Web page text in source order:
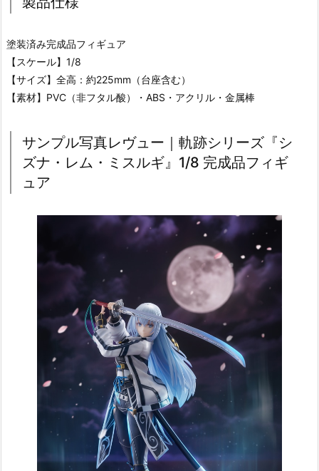
塗装済み完成品フィギュア
【スケール】1/8
【サイズ】全高：約225mm（台座含む）
【素材】PVC（非フタル酸）・ABS・アクリル・金属棒
サンプル写真レヴュー｜軌跡シリーズ『シ
ズナ・レム・ミスルギ』1/8 完成品フィギ
ュア